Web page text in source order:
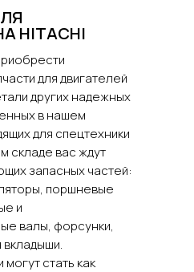
HITACHI
для двигателей
других надежных
в нашем
для спецтехники
складе вас ждут
запасных частей:
поршневые
и
валы, форсунки,
стать как